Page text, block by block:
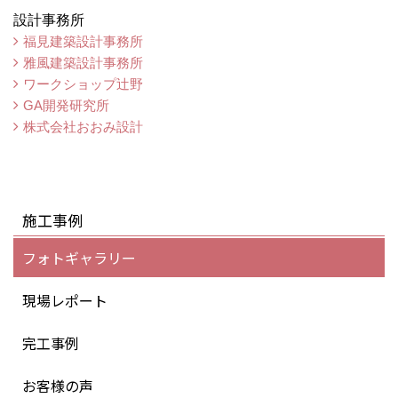
設計事務所
福見建築設計事務所
雅風建築設計事務所
ワークショップ辻野
GA開発研究所
株式会社おおみ設計
施工事例
フォトギャラリー
現場レポート
完工事例
お客様の声